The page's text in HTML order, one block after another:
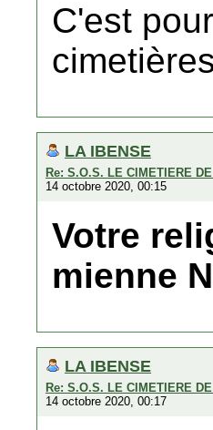
C'est
LA IBENSE
Re: S.O.S. LE CIMETIERE
14 octobre 2020, 00:15
Votre
mienne
LA IBENSE
Re: S.O.S. LE CIMETIERE
14 octobre 2020, 00:17